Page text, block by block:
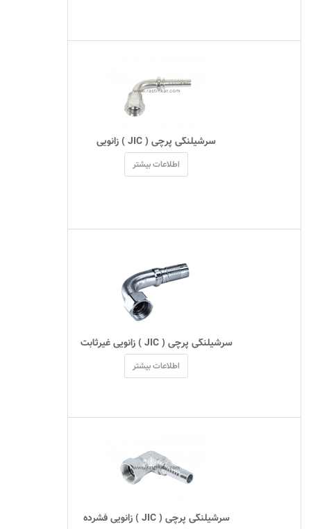
سرشیلنگی پرچی ( JIC ) زانویی
اطلاعات بیشتر
سرشیلنگی پرچی ( JIC ) زانویی غیرثابت
اطلاعات بیشتر
سرشیلنگی پرچی ( JIC ) زانویی فشرده